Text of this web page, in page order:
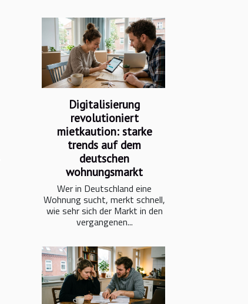
Digitalisierung
revolutioniert
mietkaution: starke
trends auf dem
deutschen
wohnungsmarkt
Wer in Deutschland eine
Wohnung sucht, merkt schnell,
wie sehr sich der Markt in den
vergangenen...